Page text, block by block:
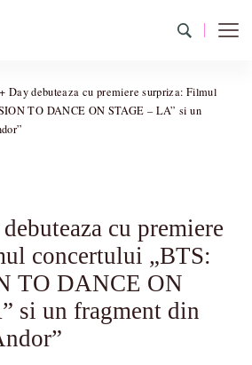
Day debuteaza cu premiere surpriza: Filmul
TO DANCE ON STAGE – LA” si un
cu premiere
concertului „BTS:
TO DANCE ON
si un fragment din